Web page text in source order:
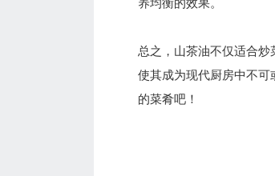
总之，山茶油不仅适合炒
使其成为现代厨房中不
的菜肴吧！